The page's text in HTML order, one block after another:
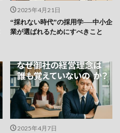
2025年4月21日
“採れない時代”の採用学──中小企
業が選ばれるためにすべきこと
2025年4月7日